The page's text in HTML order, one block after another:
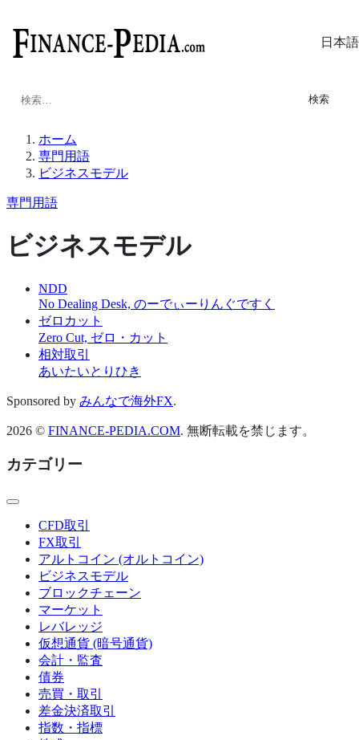
日本語
検
ホーム
専門用語
ビジネスモデル
専門用語
ビジネスモデル
NDD
No Dealing Desk, のーでぃーりんぐですく
ゼロカット
Zero Cut, ゼロ・カット
相対取引
あいたいとりひき
Sponsored by みんなで海外FX.
2026 © FINANCE-PEDIA.COM. 無断転載を禁じます。
カテゴリー
CFD取引
FX取引
アルトコイン (オルトコイン)
ビジネスモデル
ブロックチェーン
マーケット
レバレッジ
仮想通貨 (暗号通貨)
会計・監査
債券
売買・取引
差金決済取引
指数・指標